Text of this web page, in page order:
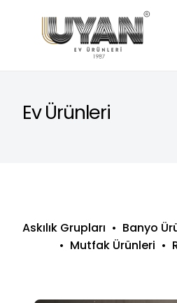
content
Ev Ürünleri
Askılık Grupları • Banyo
• Mutfak Ürünleri •